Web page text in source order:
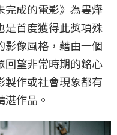
完成的電影》為婁燁
是首度獲得此獎項殊
影像風格，藉由一個
回望非常時期的銘心
製作或社會現象都有
作品。